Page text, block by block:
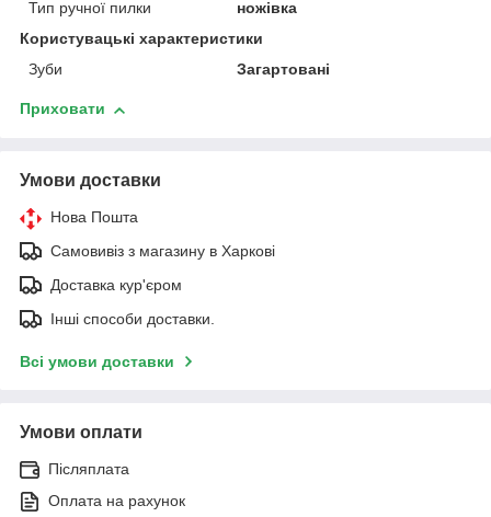
Тип ручної пилки
ножівка
Користувацькі характеристики
Зуби
Загартовані
Приховати
Умови доставки
Нова Пошта
Самовивіз з магазину в Харкові
Доставка кур'єром
Інші способи доставки.
Всі умови доставки
Умови оплати
Післяплата
Оплата на рахунок